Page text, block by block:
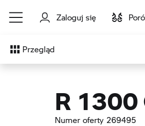
Przejdź do głównej treści
Zaloguj się
Przegląd
R 1300
Numer oferty 269495